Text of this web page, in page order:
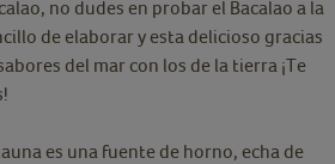
no dudes en probar el Bacalao a la
de elaborar y esta delicioso gracias
del mar con los de la tierra ¡Te
es una fuente de horno, echa de